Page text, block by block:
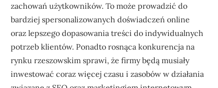
zachowań użytkowników. To może prowadzić do
bardziej spersonalizowanych doświadczeń online
oraz lepszego dopasowania treści do indywidualnych
potrzeb klientów. Ponadto rosnąca konkurencja na
rynku rzeszowskim sprawi, że firmy będą musiały
inwestować coraz więcej czasu i zasobów w działania